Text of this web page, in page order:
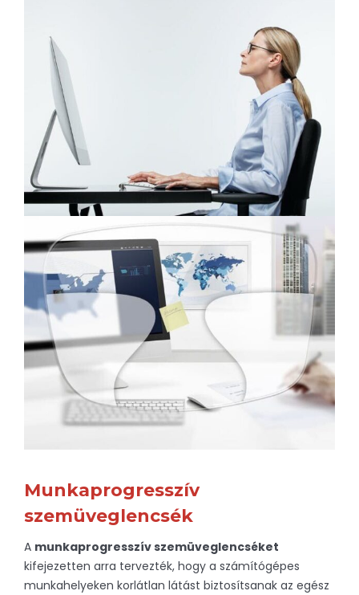
Munkaprogresszív
szemüveglencsék
A munkaprogresszív szemüveglencséket
kifejezetten arra tervezték, hogy a számítógépes
munkahelyeken korlátlan látást biztosítsanak az egész